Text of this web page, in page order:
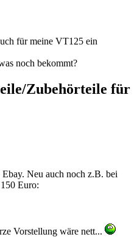
für meine VT125 ein
noch bekommt?
Zubehörteile für
Neu auch noch z.B. bei
Euro:
Vorstellung wäre nett...